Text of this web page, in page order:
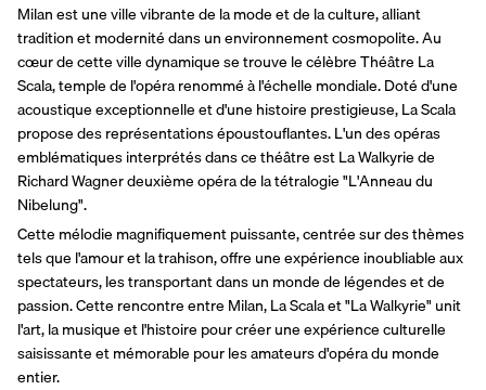
Milan est une ville vibrante de la mode et de la culture, alliant
tradition et modernité dans un environnement cosmopolite. Au
cœur de cette ville dynamique se trouve le célèbre Théâtre La
Scala, temple de l'opéra renommé à l'échelle mondiale. Doté d'une
acoustique exceptionnelle et d'une histoire prestigieuse, La Scala
propose des représentations époustouflantes. L'un des opéras
emblématiques interprétés dans ce théâtre est La Walkyrie de
Richard Wagner deuxième opéra de la tétralogie "L'Anneau du
Nibelung".
Cette mélodie magnifiquement puissante, centrée sur des thèmes
tels que l'amour et la trahison, offre une expérience inoubliable aux
spectateurs, les transportant dans un monde de légendes et de
passion. Cette rencontre entre Milan, La Scala et "La Walkyrie" unit
l'art, la musique et l'histoire pour créer une expérience culturelle
saisissante et mémorable pour les amateurs d'opéra du monde
entier.